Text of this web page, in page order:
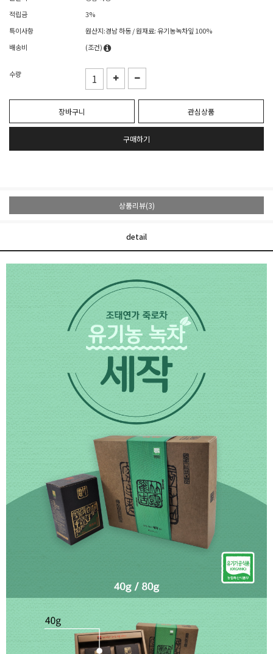
적립금
3%
특이사항
원산지:경남 하동 / 원재료: 유기농녹차잎 100%
배송비
(조건)
수량
장바구니 관심상품
구매하기
상품리뷰(3)
detail